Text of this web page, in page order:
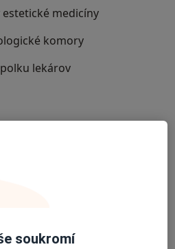
medicíny
komory
lekárov
Petra Gultová
stomatologie
Tereza Šepsová
soukromí